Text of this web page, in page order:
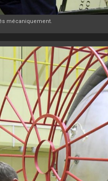
mécaniquement.